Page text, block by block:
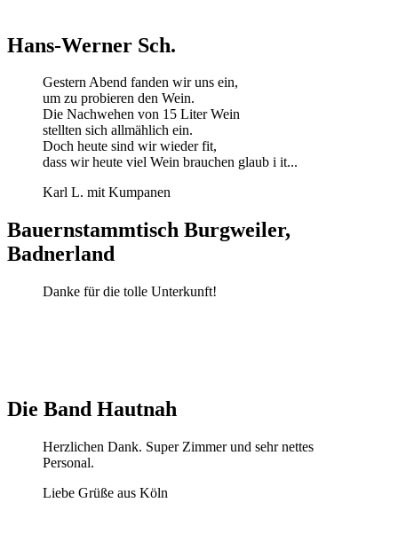
Hans-Werner Sch.
Gestern Abend fanden wir uns ein,
um zu probieren den Wein.
Die Nachwehen von 15 Liter Wein
stellten sich allmählich ein.
Doch heute sind wir wieder fit,
dass wir heute viel Wein brauchen glaub i it...
Karl L. mit Kumpanen
Bauernstammtisch Burgweiler,
Badnerland
Danke für die tolle Unterkunft!
Die Band Hautnah
Herzlichen Dank. Super Zimmer und sehr nettes
Personal.
Liebe Grüße aus Köln